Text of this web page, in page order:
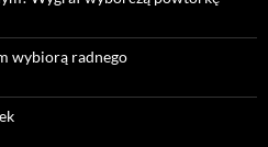
wybiorą radnego